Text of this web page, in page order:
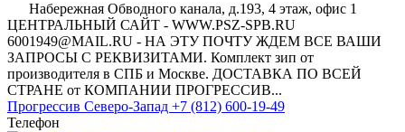
Набережная Обводного канала, д.193, 4 этаж, офис 1
ЦЕНТРАЛЬНЫЙ САЙТ - WWW.PSZ-SPB.RU
6001949@MAIL.RU - НА ЭТУ ПОЧТУ ЖДЕМ ВСЕ ВАШИ
ЗАПРОСЫ С РЕКВИЗИТАМИ. Комплект зип от
производителя в СПБ и Москве. ДОСТАВКА ПО ВСЕЙ
СТРАНЕ от КОМПАНИИ ПРОГРЕССИВ...
Прогрессив Северо-Запад +7 (812) 600-19-49
Телефон